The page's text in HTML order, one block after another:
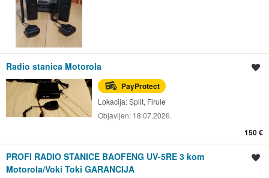
Radio stanica Motorola
PayProtect
Lokacija:Split, Firule
Objavljen: 18.07.2026.
150 €
PROFI RADIO STANICE BAOFENG UV-5RE 3 kom
Motorola/Voki Toki GARANCIJA